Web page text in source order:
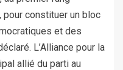
pour constituer un bloc
et des
L’Alliance pour la
allié du parti au